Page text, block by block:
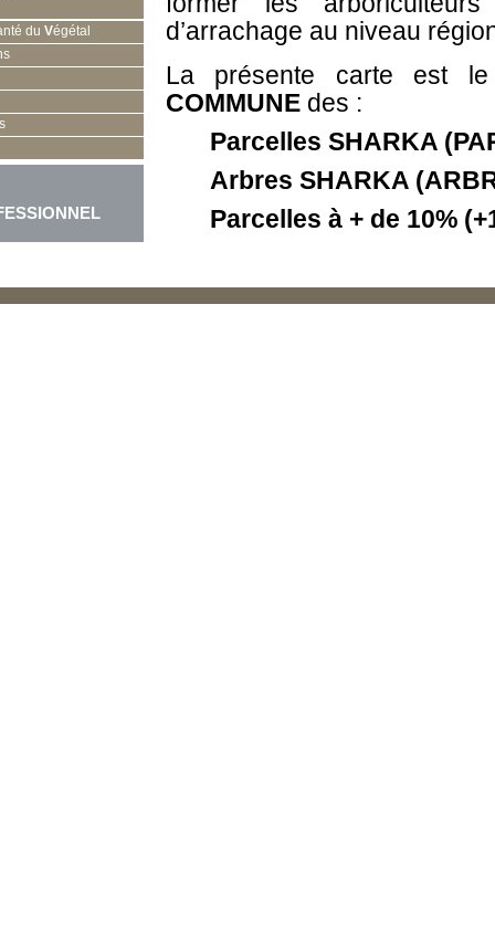
du Végétal
d’arrachage au niveau
La
présente carte est
COMMUNE des :
Parcelles SHARKA
Arbres SHARKA
Parcelles à + de 10%
Un guide d’utilisation de